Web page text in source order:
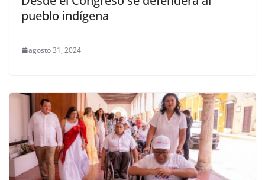
pueblo indígena
agosto 31, 2024